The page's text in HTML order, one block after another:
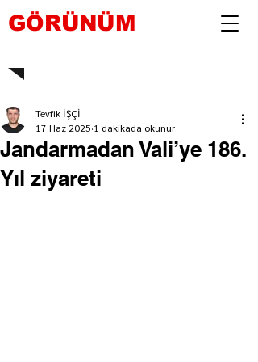
GÖRÜNÜM
Jandarmadan Vali’ye 186.
Yıl ziyareti
Tevfik İŞÇİ
17 Haz 2025 1 dakikada okunur